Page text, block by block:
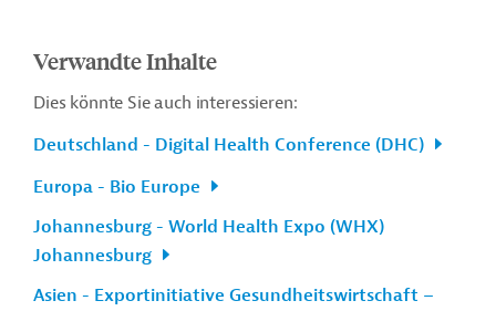
Verwandte Inhalte
Dies könnte Sie auch interessieren:
Deutschland - Digital Health Conference (DHC)
Europa - Bio Europe
Johannesburg - World Health Expo (WHX)
Johannesburg
Asien - Exportinitiative Gesundheitswirtschaft –